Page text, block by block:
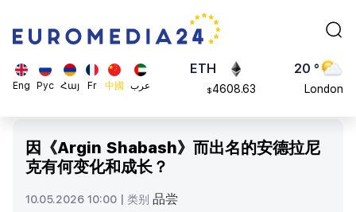
Eng Рус Հայ Fr 中國 عرب
ADA
0.868816
ETH
$4608.63
20 °
London
23 °
因《Argin Shabash》而出名的安德拉尼
克有何变化和成长？
10.05.2026 10:00 | 类别 品尝